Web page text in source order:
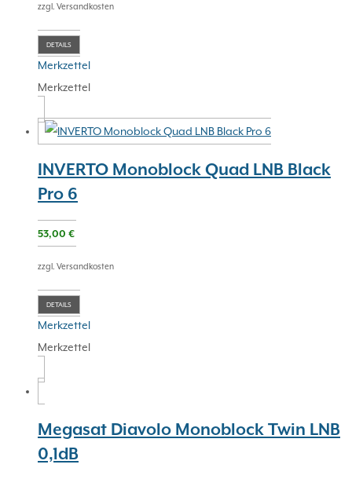
zzgl. Versandkosten
DETAILS
Merkzettel
Merkzettel
INVERTO Monoblock Quad LNB Black
Pro 6
53,00 €
zzgl. Versandkosten
DETAILS
Merkzettel
Merkzettel
Megasat Diavolo Monoblock Twin LNB
0,1dB